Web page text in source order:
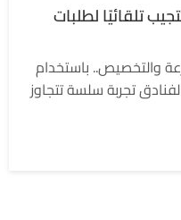
تلقائيًا لطلبات
والتخصيص.. باستخدام
تجربة سلسة تتجاوز